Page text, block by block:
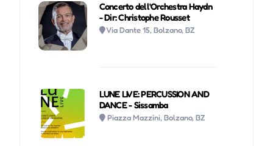
Concerto dell'Orchestra Haydn
- Dir: Christophe Rousset
Via Dante 15, Bolzano, BZ
LUNE LIVE: PERCUSSION AND
DANCE - Sissamba
Piazza Mazzini, Bolzano, BZ